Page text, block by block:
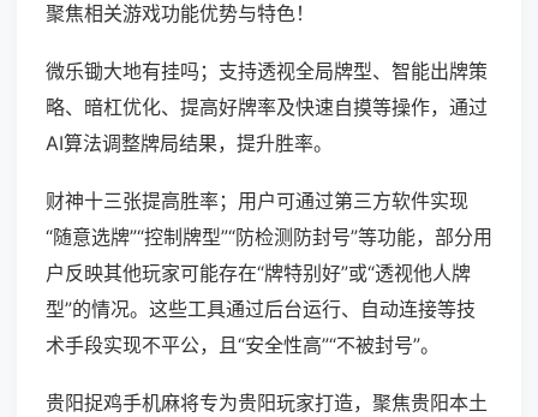
聚焦相关游戏功能优势与特色！
微乐锄大地有挂吗；支持透视全局牌型、智能出牌策
略、暗杠优化、提高好牌率及快速自摸等操作，通过
AI算法调整牌局结果，提升胜率。
财神十三张提高胜率；用户可通过第三方软件实现
“随意选牌”“控制牌型”“防检测防封号”等功能，部分用
户反映其他玩家可能存在“牌特别好”或“透视他人牌
型”的情况。这些工具通过后台运行、自动连接等技
术手段实现不平公，且“安全性高”“不被封号”。
贵阳捉鸡手机麻将专为贵阳玩家打造，聚焦贵阳本土